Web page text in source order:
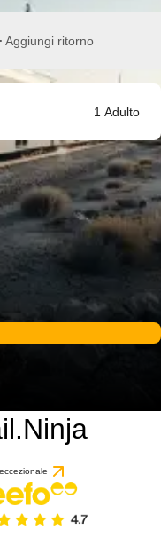
Aggiungi ritorno
1 Adulto